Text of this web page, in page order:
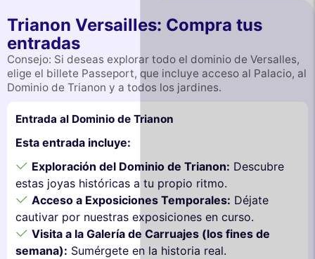
Trianon Versailles: Compra tus
entradas
Consejo: Si deseas explorar todo el dominio de Versalles,
elige el billete Passeport, que incluye acceso al Palacio, al
Dominio de Trianon y a todos los jardines.
Entrada al Dominio de Trianon
Esta entrada incluye:
Exploración del Dominio de Trianon: Descubre
estas joyas históricas a tu propio ritmo.
Acceso a Exposiciones Temporales: Déjate
cautivar por nuestras exposiciones en curso.
Visita a la Galería de Carruajes (los fines de
semana): Sumérgete en la historia real.